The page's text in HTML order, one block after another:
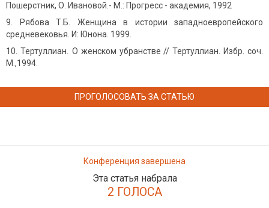
Пошерстник, О. Ивановой.- М.: Прогресс - академия, 1992
Рябова Т.Б. Женщина в истории западноевропейского
средневековья. И: Юнона. 1999.
Тертуллиан
О женском убранстве // Тертуллиан. Избр. соч.
М.,1994.
ПРОГОЛОСОВАТЬ ЗА СТАТЬЮ
Конференция завершена
Эта статья набрала
2 ГОЛОСА